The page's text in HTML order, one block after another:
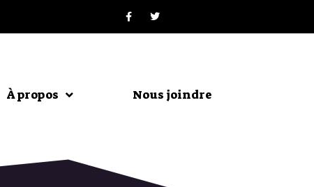
À propos Nous joindre